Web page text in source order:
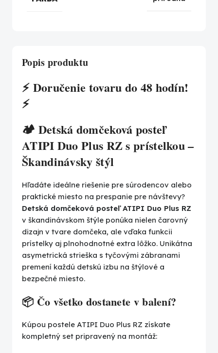
Popis produktu
⚡ Doručenie tovaru do 48 hodín!
⚡
🏕️ Detská domčeková posteľ
ATIPI Duo Plus RZ s prístelkou –
Škandinávsky štýl
Hľadáte ideálne riešenie pre súrodencov alebo
praktické miesto na prespanie pre návštevy?
Detská domčeková posteľ ATIPI Duo Plus RZ
v škandinávskom štýle ponúka nielen čarovný
dizajn v tvare domčeka, ale vďaka funkcii
prístelky aj plnohodnotné extra lôžko. Unikátna
asymetrická strieška s tyčovými zábranami
premení každú detskú izbu na štýlové a
bezpečné miesto.
📦 Čo všetko dostanete v balení?
Kúpou postele ATIPI Duo Plus RZ získate
kompletný set pripravený na montáž: